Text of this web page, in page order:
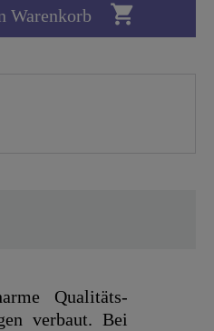
Warenkorb 
Qualitäts-
verbaut. Bei